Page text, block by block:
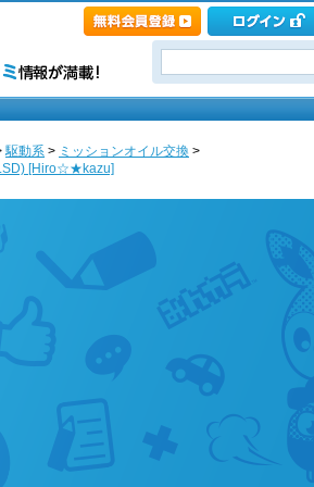
駆動系 > ミッションオイル交換 >
[Hiro☆★kazu]